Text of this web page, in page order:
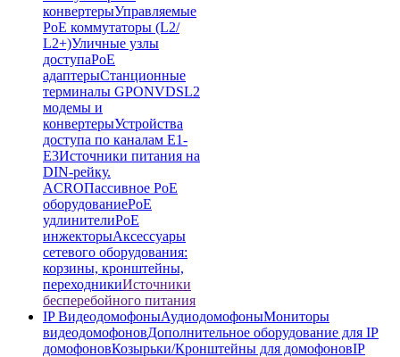
конвертерыУправляемые
PoE коммутаторы (L2/
L2+)Уличные узлы
доступаPoE
адаптерыСтанционные
терминалы GPONVDSL2
модемы и
конвертерыУстройства
доступа по каналам E1-
E3Источники питания на
DIN-рейку.
ACROПассивное PoE
оборудованиеPoE
удлинителиPoE
инжекторыАксессуары
сетевого оборудования:
корзины, кронштейны,
переходникиИсточники
бесперебойного питания
IP ВидеодомофоныАудиодомофоныМониторы
видеодомофоновДополнительное оборудование для IP
домофоновКозырьки/Кронштейны для домофоновIP